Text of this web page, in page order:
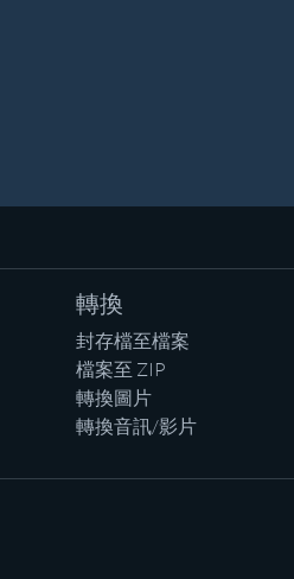
轉換
封存檔至檔案
檔案至 ZIP
轉換圖片
轉換音訊/影片